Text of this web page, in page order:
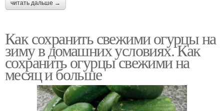
читать дальше →
Как сохранить свежими огурцы на
зиму в домашних условиях. Как
сохранить огурцы свежими на
месяц и больше